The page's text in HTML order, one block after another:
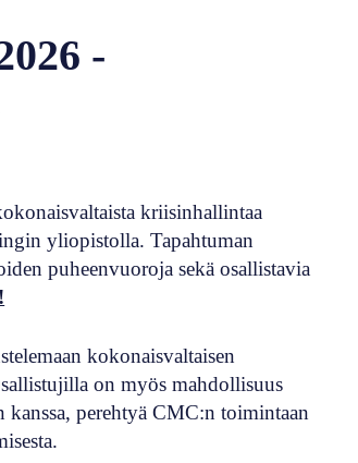
-
kriisinhallintaa
yliopistolla. Tapahtuman
puheenvuoroja sekä osallistavia
kokonaisvaltaisen
on myös mahdollisuus
perehtyä CMC:n toimintaan